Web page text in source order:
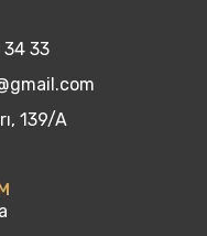
33
139/A